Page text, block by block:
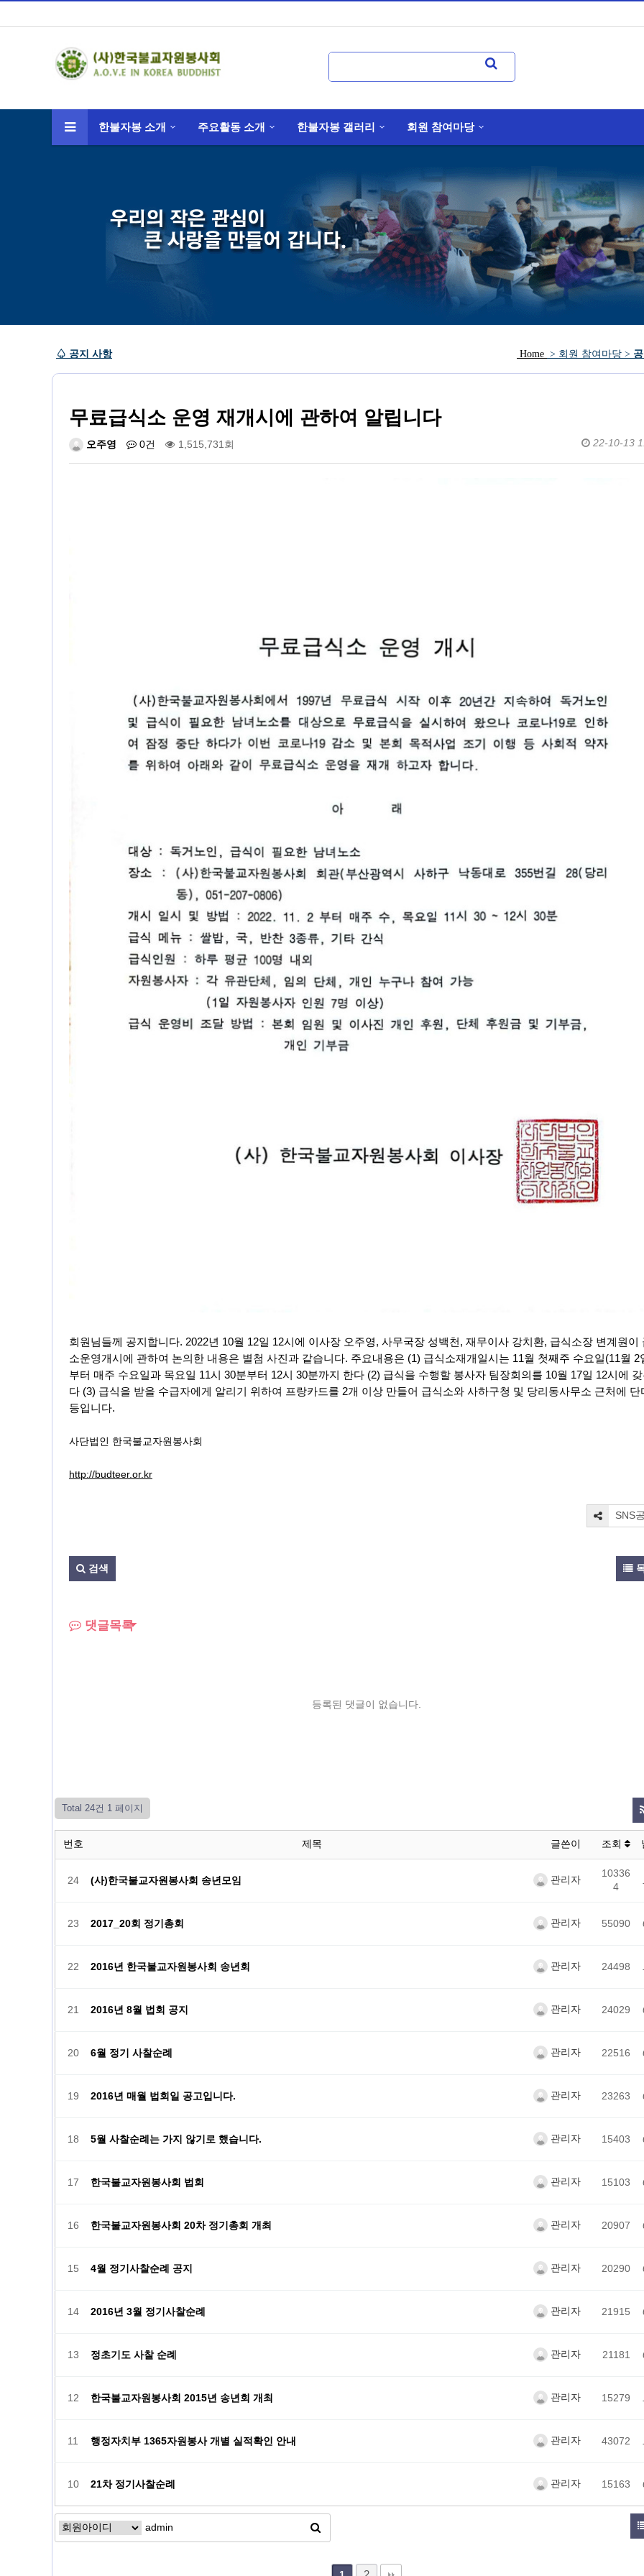
한불자봉 소개 주요활동 소개 한불자봉 갤러리 회원 참여마당
♤ 공지 사항 Home > 회원 참여마당 >
무료급식소 운영 재개시에 관하여 알립니다
오주영 0건 1,515,731회 22-10-13
회원님들께 공지합니다. 2022년 10월 12일 12시에 이사장 오주영, 사무국장 성백천, 재무이사 강치환, 급식소장 변계원이
소운영개시에 관하여 논의한 내용은 별첨 사진과 같습니다. 주요내용은 (1) 급식소재개일시는 11월 첫째주 수요일(11월 2
부터 매주 수요일과 목요일 11시 30분부터 12시 30분까지 한다 (2) 급식을 수행할 봉사자 팀장회의를 10월 17일 12시에 갖
다 (3) 급식을 받을 수급자에게 알리기 위하여 프랑카드를 2개 이상 만들어 급식소와 사하구청 및 당리동사무소 근처에 단
등입니다.
사단법인 한국불교자원봉사회
http://budteer.or.kr
SNS
검색
댓글목록
등록된 댓글이 없습니다.
Total 24건 1 페이지
번호 제목 글쓴이 조회
24 (사)한국불교자원봉사회 송년모임 관리자
10336
4
23 2017_20회 정기총회 관리자 55090
22 2016년 한국불교자원봉사회 송년회 관리자 24498
21 2016년 8월 법회 공지 관리자 24029
20 6월 정기 사찰순례 관리자 22516
19 2016년 매월 법회일 공고입니다. 관리자 23263
18 5월 사찰순례는 가지 않기로 했습니다. 관리자 15403
17 한국불교자원봉사회 법회 관리자 15103
16 한국불교자원봉사회 20차 정기총회 개최 관리자 20907
15 4월 정기사찰순례 공지 관리자 20290
14 2016년 3월 정기사찰순례 관리자 21915
13 정초기도 사찰 순례 관리자 21181
12 한국불교자원봉사회 2015년 송년회 개최 관리자 15279
11 행정자치부 1365자원봉사 개별 실적확인 안내 관리자 43072
10 21차 정기사찰순례 관리자 15163
방문인사.